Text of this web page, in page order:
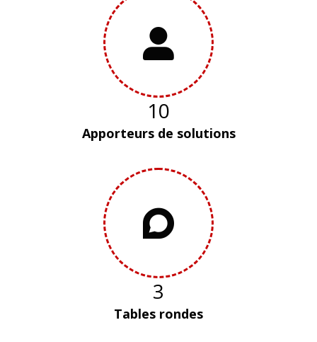
10
Apporteurs de solutions
3
Tables rondes